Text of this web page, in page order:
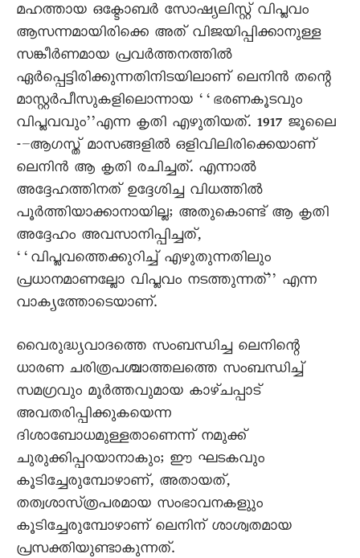
മഹത്തായ ഒക്ടോബർ സോഷ്യലിസ്റ്റ് വിപ്ലവം
ആസന്നമായിരിക്കെ അത് വിജയിപ്പിക്കാനുള്ള
സങ്കീർണമായ പ്രവർത്തനത്തിൽ
ഏർപ്പെട്ടിരിക്കുന്നതിനിടയിലാണ് ലെനിൻ തന്റെ
മാസ്റ്റർപീസുകളിലൊന്നായ ‘‘ഭരണകൂടവും
വിപ്ലവവും’’എന്ന കൃതി എഴുതിയത്. 1917 ജൂലെെ
-–ആഗസ്ത് മാസങ്ങളിൽ ഒളിവിലിരിക്കെയാണ്
ലെനിൻ ആ കൃതി രചിച്ചത്. എന്നാൽ
അദ്ദേഹത്തിനത് ഉദ്ദേശിച്ച വിധത്തിൽ
പൂർത്തിയാക്കാനായില്ല; അതുകൊണ്ട് ആ കൃതി
അദ്ദേഹം അവസാനിപ്പിച്ചത്,
‘‘വിപ്ലവത്തെക്കുറിച്ച് എഴുതുന്നതിലും
പ്രധാനമാണല്ലോ വിപ്ലവം നടത്തുന്നത്’’ എന്ന
വാക്യത്തോടെയാണ്.
വൈരുദ്ധ്യവാദത്തെ സംബന്ധിച്ച ലെനിന്റെ
ധാരണ ചരിത്രപശ്ചാത്തലത്തെ സംബന്ധിച്ച്‌
സമഗ്രവും മൂർത്തവുമായ കാഴ്‌ചപ്പാട്‌
അവതരിപ്പിക്കുകയെന്ന
ദിശാബോധമുള്ളതാണെന്ന്‌ നമുക്ക്‌
ചുരുക്കിപ്പറയാനാകും; ഈ ഘടകവും
കൂടിച്ചേരുമ്പോഴാണ്‌, അതായത്‌,
തത്വശാസ്‌ത്രപരമായ സംഭാവനകളുും
കൂടിച്ചേരുമ്പോഴാണ്‌ ലെനിന്‌ ശാശ്വതമായ
പ്രസക്തിയുണ്ടാകുന്നത്‌.